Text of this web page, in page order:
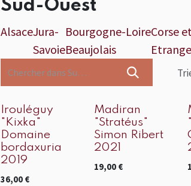
Sud-Ouest
AlsaceJura-
Savoie
Bourgogne-
Beaujolais
LoireCorse
Vieux millesime
Irouléguy
"Kixka"
Domaine
bordaxuria
2019
36,00 €
Madiran
"Stratéus"
Simon Ribert
2021
19,00 €